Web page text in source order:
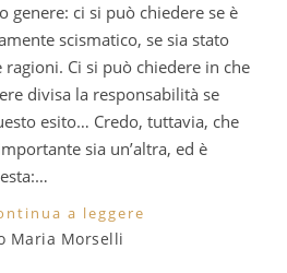
genere: ci si può chiedere se è
scismatico, se sia stato
Ci si può chiedere in che
divisa la responsabilità se
esito… Credo, tuttavia, che
sia un’altra, ed è
a leggere
Maria Morselli